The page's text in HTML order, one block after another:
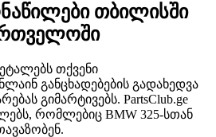
თბილისში
თქვენი
განცხადებების გადახედვა
გიმარტივებს. PartsClub.ge
რომლებიც BMW 325-სთან